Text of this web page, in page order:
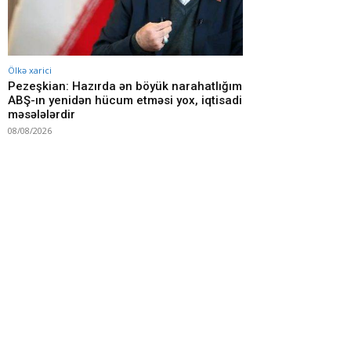
Ölkə xarici
Pezeşkian: Hazırda ən böyük narahatlığım
ABŞ-ın yenidən hücum etməsi yox, iqtisadi
məsələlərdir
08/08/2026